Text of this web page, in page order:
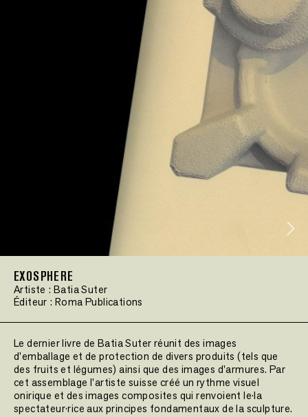
EXOSPHERE
Artiste : Batia Suter
Éditeur :Roma Publications
Le dernier livre de Batia Suter réunit des images
d'emballage et de protection de divers produits (tels que
des fruits et légumes) ainsi que des images d'armures. Par
cet assemblage l'artiste suisse créé un rythme visuel
onirique et des images composites qui renvoient le·la
spectateur·rice aux principes fondamentaux de la sculpture.